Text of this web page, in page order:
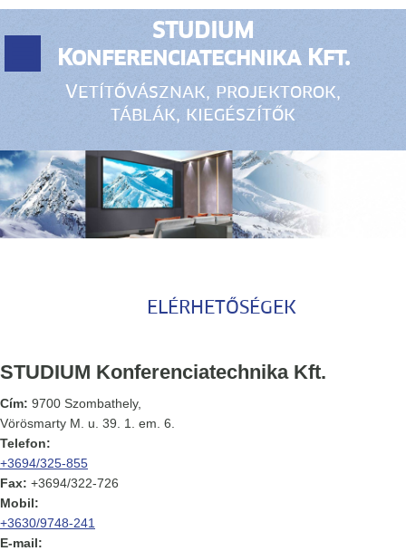
STUDIUM
Konferenciatechnika Kft.
Vetítővásznak, projektorok,
táblák, kiegészítők
ELÉRHETŐSÉGEK
STUDIUM Konferenciatechnika Kft.
Cím: 9700 Szombathely,
Vörösmarty M. u. 39. 1. em. 6.
Telefon:
+3694/325-855
Fax: +3694/322-726
Mobil:
+3630/9748-241
E-mail: